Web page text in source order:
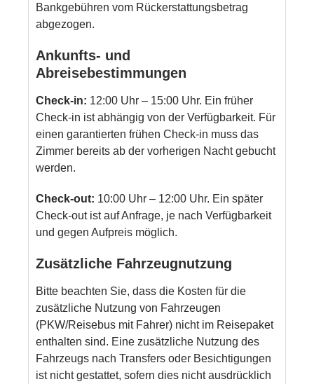
Bankgebühren vom Rückerstattungsbetrag
abgezogen.
Ankunfts- und
Abreisebestimmungen
Check-in: 12:00 Uhr – 15:00 Uhr. Ein früher
Check-in ist abhängig von der Verfügbarkeit. Für
einen garantierten frühen Check-in muss das
Zimmer bereits ab der vorherigen Nacht gebucht
werden.
Check-out: 10:00 Uhr – 12:00 Uhr. Ein später
Check-out ist auf Anfrage, je nach Verfügbarkeit
und gegen Aufpreis möglich.
Zusätzliche Fahrzeugnutzung
Bitte beachten Sie, dass die Kosten für die
zusätzliche Nutzung von Fahrzeugen
(PKW/Reisebus mit Fahrer) nicht im Reisepaket
enthalten sind. Eine zusätzliche Nutzung des
Fahrzeugs nach Transfers oder Besichtigungen
ist nicht gestattet, sofern dies nicht ausdrücklich